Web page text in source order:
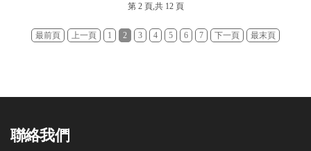
第 2 頁,共 12 頁
最前頁 上一頁 1 2 3 4 5 6 7 下一頁 最末頁
聯絡我們